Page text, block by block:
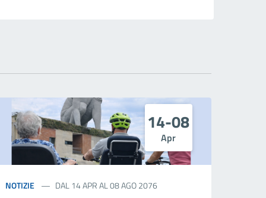
14-08
Apr
NOTIZIE DAL 14 APR AL 08 AGO 2076